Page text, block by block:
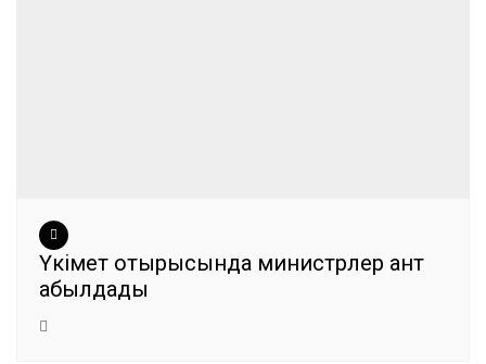
Үкімет отырысында министрлер ант
қабылдады